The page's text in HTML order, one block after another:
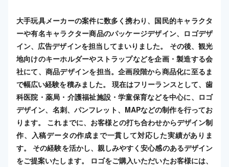
大手玩具メーカーの案件に数多く携わり、国民的キャラクタ
ーや有名キャラクター商品のパッケージデザイン、ロゴデザ
イン、広告デザインを担当してまいりました。 その後、観光
地向けのキーホルダーやストラップなどを企画・製造する会
社にて、商品デザインを担当。企画段階から商品化に至るま
で幅広い経験を積みました。 現在はフリーランスとして、歯
科医院・薬局・介護福祉施設・学童保育などを中心に、ロゴ
デザイン、名刺、パンフレット、MAPなどの制作を行ってお
ります。 これまでに、お客様との打ち合わせからデザイン制
作、入稿データの作成まで一貫して対応した実績がありま
す。 その経験を活かし、親しみやすく安心感のあるデザイン
をご提案いたします。 ロゴをご購入いただいたお客様には、